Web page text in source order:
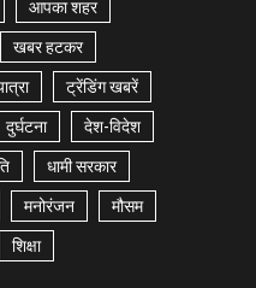
आपका शहर
खबर हटकर
ट्रेंडिंग खबरें
दुर्घटना देश-विदेश
धामी सरकार
मनोरंजन मौसम
शिक्षा